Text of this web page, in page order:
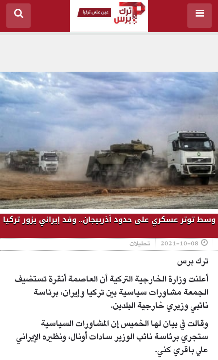
وسط توتر عسكري على حدود أذربيجان.. وفد إيراني يزور تركيا
2021-10-08 تحليلات
ترك برس
أعلنت وزارة الخارجية التركية أن العاصمة أنقرة تستضيف
الجمعة مشاورات سياسية بين تركيا وإيران، برئاسة
نائبي وزيري خارجية البلدين.
وقالت في بيان لها الخميس إن المشاورات السياسية
ستجري برئاسة نائب الوزير سادات أونال، ونظيره الإيراني
علي باقري كني.